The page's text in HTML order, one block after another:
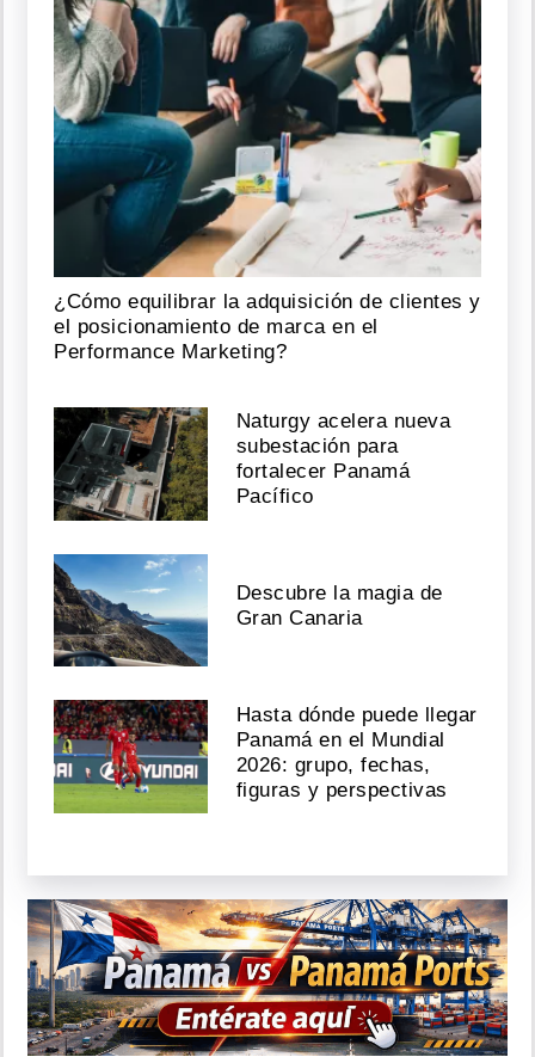
¿Cómo equilibrar la adquisición de clientes y
el posicionamiento de marca en el
Performance Marketing?
Naturgy acelera nueva
subestación para
fortalecer Panamá
Pacífico
Descubre la magia de
Gran Canaria
Hasta dónde puede llegar
Panamá en el Mundial
2026: grupo, fechas,
figuras y perspectivas